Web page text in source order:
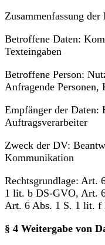
Zusammenfassung
Betroffene Daten:
Texteingaben
Betroffene Person:
Anfragende
Empfänger der Daten:
Auftragsverarbeiter
Zweck der DV:
Kommunikation
Rechtsgrundlage: Art.
1 lit. b DS-GVO, Art.
Art. 6 Abs. 1 S. 1 lit. f
§ 4 Weitergabe von